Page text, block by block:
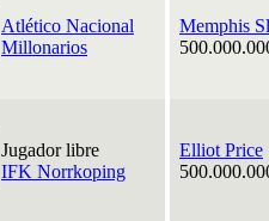
Atlético Nacional
Millonarios
Memphis
Jugador libre
IFK Norrkoping
Elliot Price